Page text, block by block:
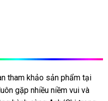
tham khảo sản phẩm tại
gặp nhiều niềm vui cung
và